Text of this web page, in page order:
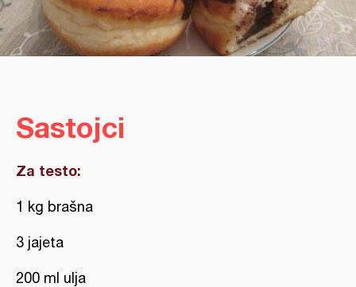
Sastojci
Za testo:
1 kg brašna
3 jajeta
200 ml ulja